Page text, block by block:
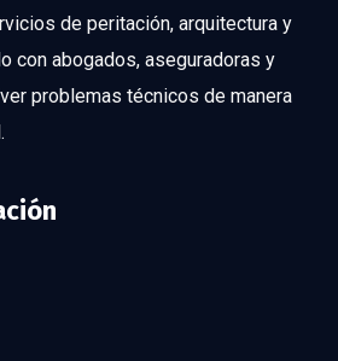
de peritación, arquitectura y
con abogados, aseguradoras y
problemas técnicos de manera